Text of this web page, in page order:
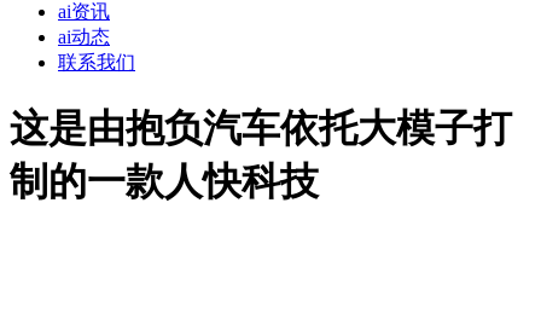
ai资讯
ai动态
联系我们
这是由抱负汽车依托大模子打
制的一款人快科技